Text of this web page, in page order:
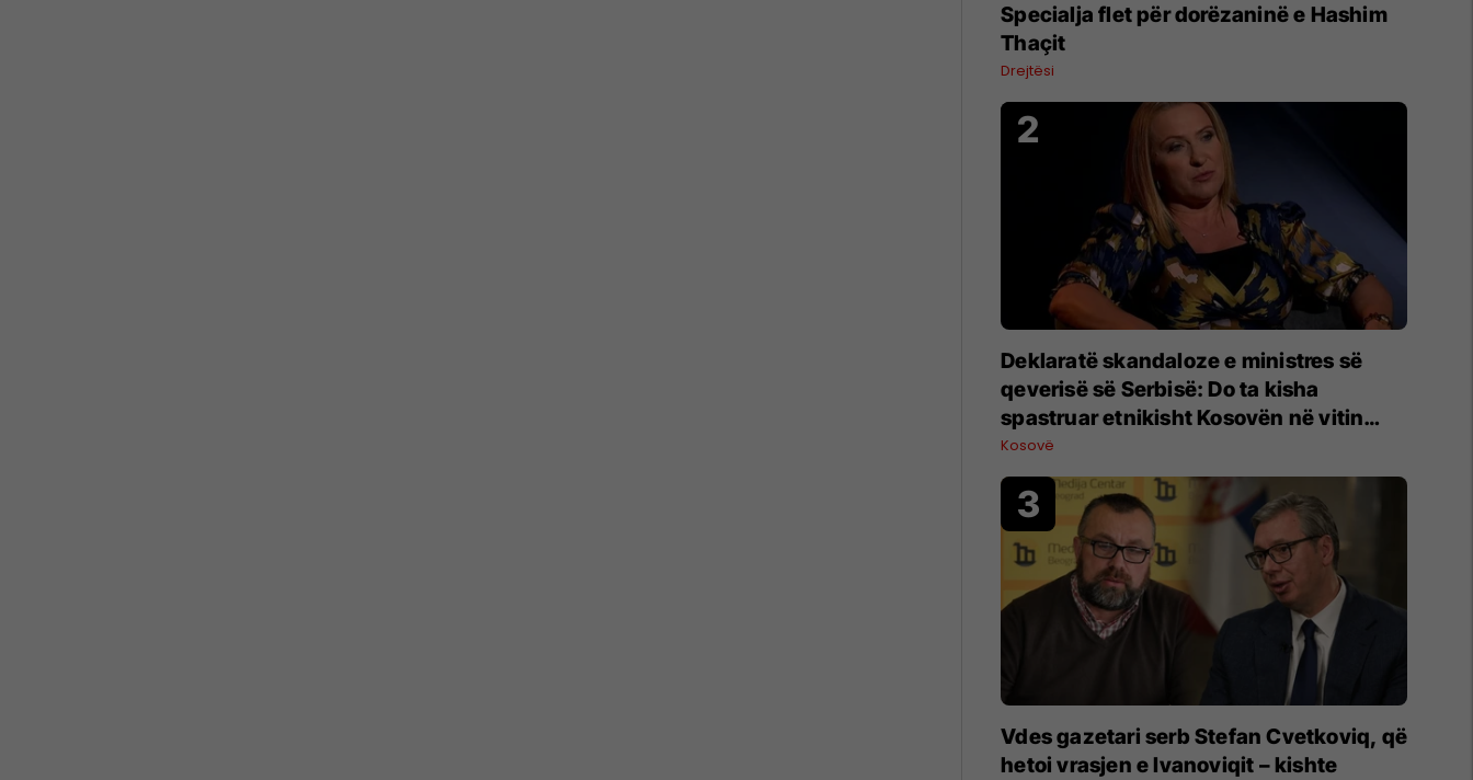
Specialja flet për dorëzaninë e Hashim
Thaçit
Drejtësi
Deklaratë skandaloze e ministres së
qeverisë së Serbisë: Do ta kisha
spastruar etnikisht Kosovën në vitin
1998
Kosovë
Vdes gazetari serb Stefan Cvetkoviq, që
hetoi vrasjen e Ivanoviqit – kishte